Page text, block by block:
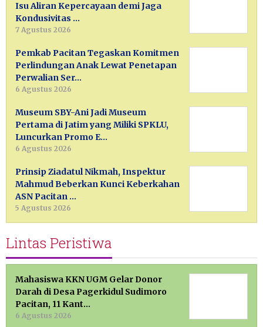
Isu Aliran Kepercayaan demi Jaga
Kondusivitas …
7 Agustus 2026
Pemkab Pacitan Tegaskan Komitmen
Perlindungan Anak Lewat Penetapan
Perwalian Ser…
6 Agustus 2026
Museum SBY-Ani Jadi Museum
Pertama di Jatim yang Miliki SPKLU,
Luncurkan Promo E…
6 Agustus 2026
Prinsip Ziadatul Nikmah, Inspektur
Mahmud Beberkan Kunci Keberkahan
ASN Pacitan …
5 Agustus 2026
Lintas Peristiwa
Mahasiswa KKN UGM Gelar Donor
Darah di Desa Pagerkidul Sudimoro
Pacitan, 11 Kant…
6 Agustus 2026